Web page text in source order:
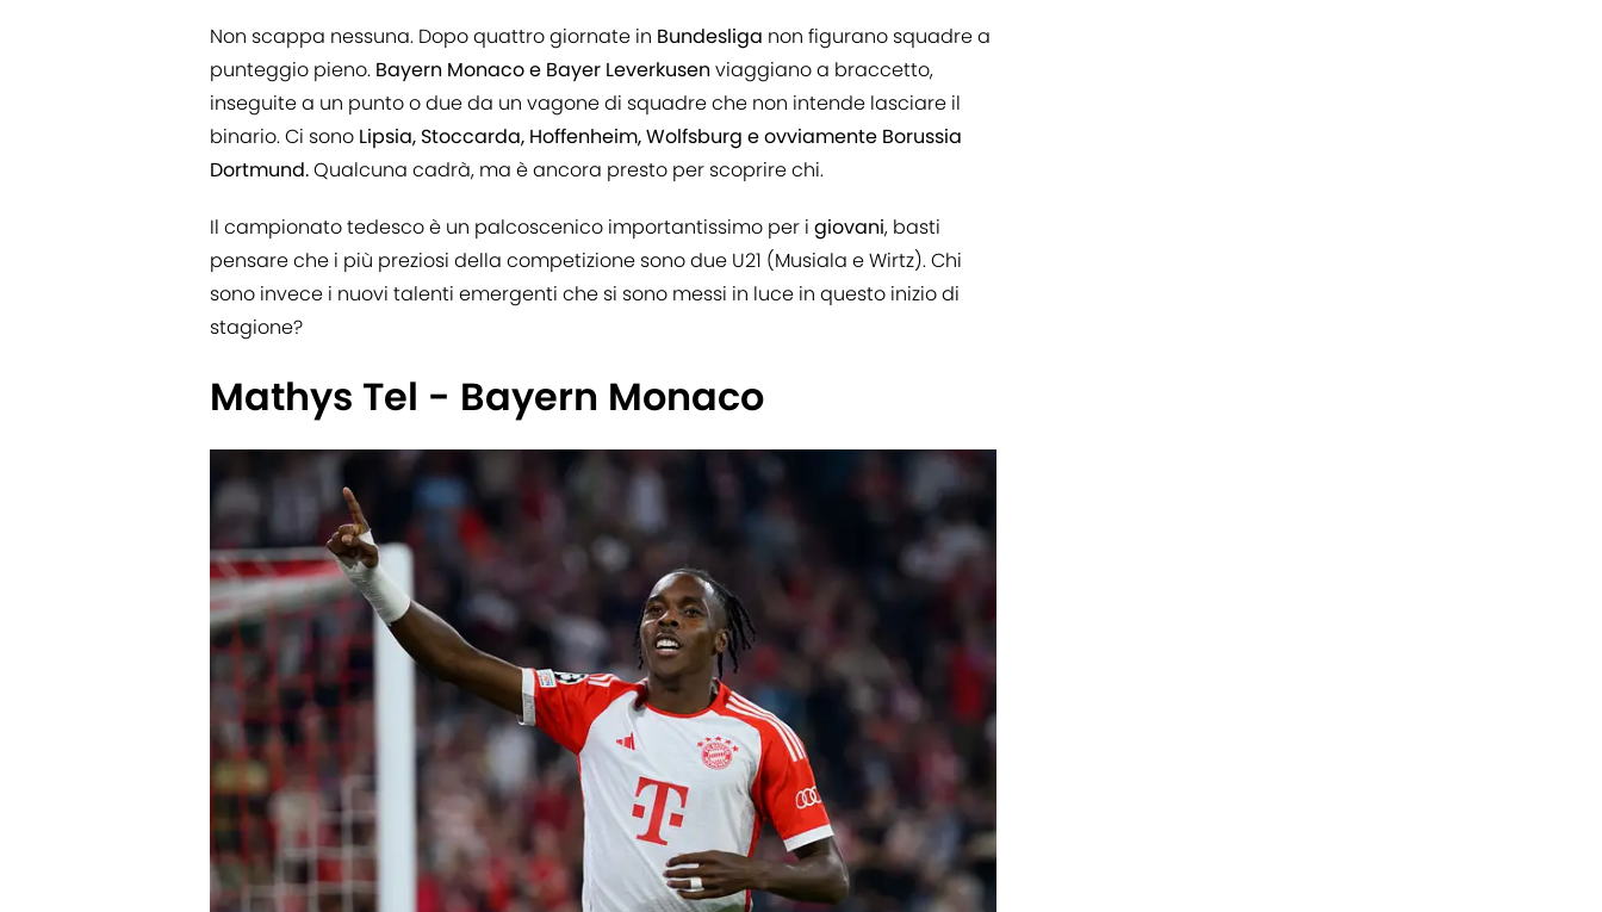
Non scappa nessuna. Dopo quattro giornate in Bundesliga non figurano squadre a
punteggio pieno. Bayern Monaco e Bayer Leverkusen viaggiano a braccetto,
inseguite a un punto o due da un vagone di squadre che non intende lasciare il
binario. Ci sono Lipsia, Stoccarda, Hoffenheim, Wolfsburg e ovviamente Borussia
Dortmund.Qualcuna cadrà, ma è ancora presto per scoprire chi.
Il campionato tedesco è un palcoscenico importantissimo per i giovani, basti
pensare che i più preziosi della competizione sono due U21 (Musiala e Wirtz). Chi
sono invece i nuovi talenti emergenti che si sono messi in luce in questo inizio di
stagione?
Mathys Tel - Bayern Monaco